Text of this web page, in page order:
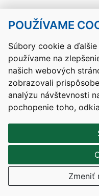
POUŽÍVAME
Súbory cookie a
používame na
našich webových
zobrazovali
analýzu návštevnosti
pochopenie toho,
Zmeniť
Kontakty Mapa stránky RSS
Nastavenia cookies
Prevádzkovateľom služby
vývoja a mládeže
Tvorba stránok: Aglo
Redakčný systém : SysCom